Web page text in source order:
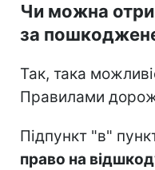
Чи можна
за
Так, така
Правилами
Підпункт "в"
право на